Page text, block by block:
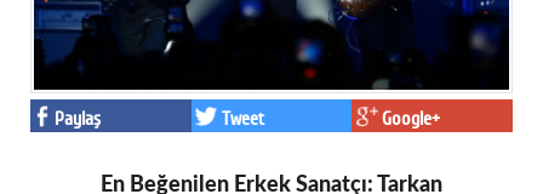
Paylaş Tweet Google+
En Beğenilen Erkek Sanatçı: Tarkan